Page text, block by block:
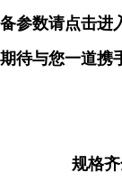
备参数请点击进
期待与您一道携
规格